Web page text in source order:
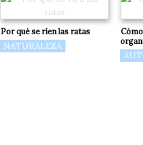
Por qué se ríen las ratas
NATURALEZA